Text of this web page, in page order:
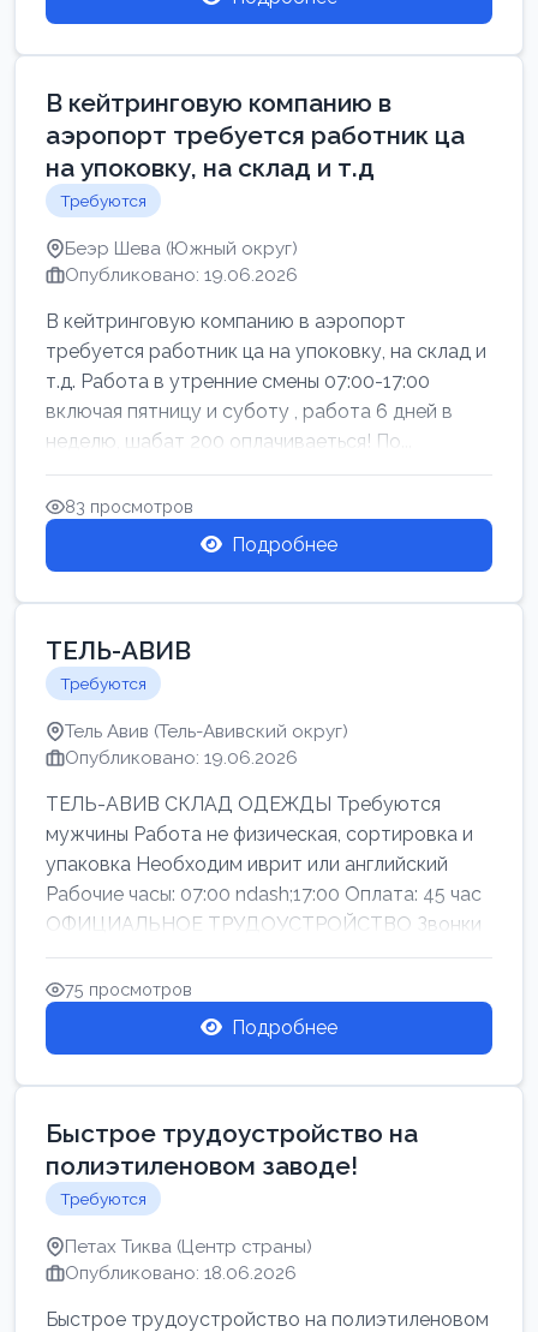
В кейтринговую компанию в
аэропорт требуется работник ца
на упоковку, на склад и т.д
Требуются
Беэр Шева (Южный округ)
Опубликовано: 19.06.2026
В кейтринговую компанию в аэропорт
требуется работник ца на упоковку, на склад и
т.д. Работа в утренние смены 07:00-17:00
включая пятницу и суботу , работа 6 дней в
неделю, шабат 200 оплачиваеться! По...
83 просмотров
Подробнее
ТЕЛЬ-АВИВ
Требуются
Тель Авив (Тель-Авивский округ)
Опубликовано: 19.06.2026
ТЕЛЬ-АВИВ СКЛАД ОДЕЖДЫ Требуются
мужчины Работа не физическая, сортировка и
упаковка Необходим иврит или английский
Рабочие часы: 07:00 ndash;17:00 Оплата: 45 час
ОФИЦИАЛЬНОЕ ТРУДОУСТРОЙСТВО Звонки
75 просмотров
Подробнее
Быстрое трудоустройство на
полиэтиленовом заводе!
Требуются
Петах Тиква (Центр страны)
Опубликовано: 18.06.2026
Быстрое трудоустройство на полиэтиленовом